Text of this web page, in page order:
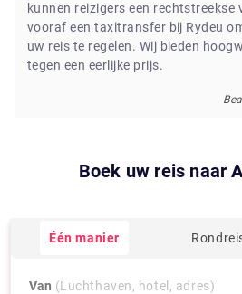
kunnen reizigers een rechtstreekse
vooraf een taxitransfer bij Rydeu
uw reis te regelen. Wij bieden
tegen een eerlijke prijs.
Boek uw reis naar
Één manier
Van (Luchthaven, hotel, adres)